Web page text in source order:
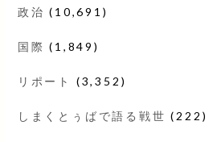
政治 (10,691)
国際 (1,849)
リポート (3,352)
しまくとぅばで語る戦世 (222)